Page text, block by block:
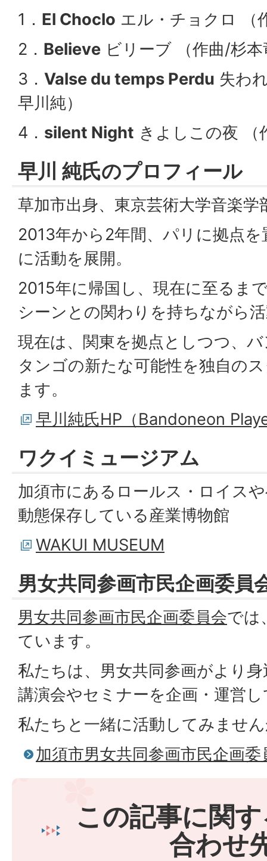
1． El Choclo エル・チョクロ （
2． Believe ビリーブ （作曲/杉
3． Valse du temps Perdu 失わ
早川純）
4． silent Night きよしこの夜 （
早川 純氏のプロフィール
草加市出身、東京芸術大学音楽学
2013年から2年間、パリに拠点
に活動を展開。
2015年に帰国し、現在に至るま
シーンとの関わりを持ちながら
現在は、関東を拠点としつつ、
タンゴの新たな可能性を独自の
ます。
早川純氏HP（Bandoneon
ワクイミュージアム
加須市にあるロールス・ロイス
動態保存している産業博物館
WAKUI MUSEUM
男女共同参画市民企画委員
男女共同参画市民企画委員会では
ています。
私たちは、男女共同参画がより
講演会やセミナーを企画・運営
私たちと一緒に活動してみませ
加須市男女共同参画市民企画
この記事に関
合わせ